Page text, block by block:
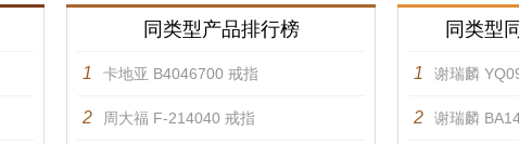
同类型产品排行榜
1 卡地亚 B4046700 戒指
2 周大福 F-214040 戒指
同类型
1 谢瑞麟
2 谢瑞麟